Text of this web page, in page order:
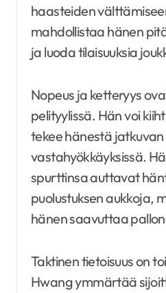
haasteiden
mahdollistaa hänen
ja luoda tilaisuuksia
Nopeus ja ketteryys
pelityylissä. Hän voi
tekee hänestä jatkuvan
vastahyökkäyksissä.
spurttinsa auttavat
puolustuksen aukkoja,
hänen saavuttaa
Taktinen tietoisuus on
Hwang ymmärtää